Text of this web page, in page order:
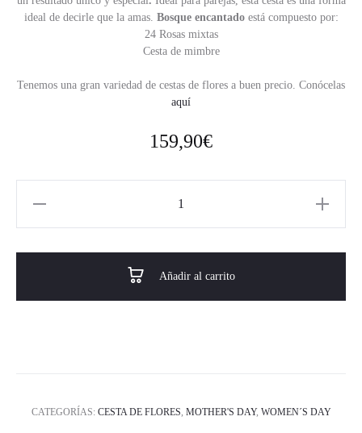
ideal de decirle que la amas. Bosque encantadoestá compuesto por:
24 Rosas mixtas
Cesta de mimbre
Tenemos una gran variedad de cestas de flores a buen precio. Conócelas
aquí
159,90€
Añadir al carrito
CATEGORÍAS: CESTA DE FLORES MOTHER'S DAY, WOMEN´S DAY